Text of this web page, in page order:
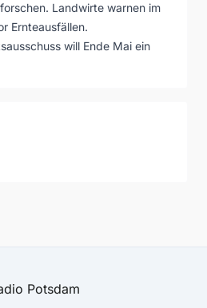
Landwirte warnen im
Ernteausfällen.
will Ende Mai ein